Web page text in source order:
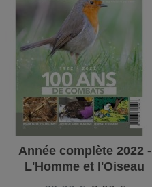
Année complète 2022 -
L'Homme et l'Oiseau